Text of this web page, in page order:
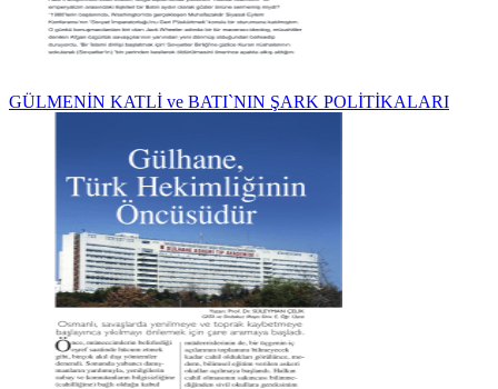
GÜLMENİN KATLİ ve BATI`NIN ŞARK POLİTİKALARI